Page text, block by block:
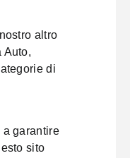
altro
Auto,
di
a garantire
sito